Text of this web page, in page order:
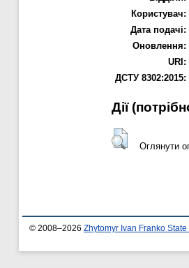
Користувач:
Дата подачі:
Оновлення:
URI:
ДСТУ 8302:2015:
Дії
Оглянути
© 2008–2026 Zhytomyr Ivan Franko